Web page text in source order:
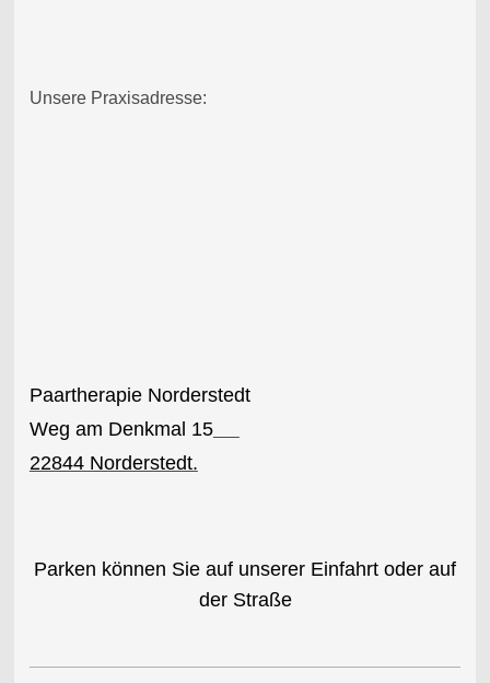
Unsere Praxisadresse:
Paartherapie Norderstedt
Weg am Denkmal 15
22844 Norderstedt.
Parken können Sie auf unserer Einfahrt oder auf
der Straße